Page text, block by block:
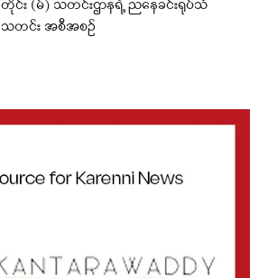
တိုင်း (မ်) သတင်းဌာနရဲ့ ညနေခင်းရုပ်သံ
သတင်း အစီအစဉ်